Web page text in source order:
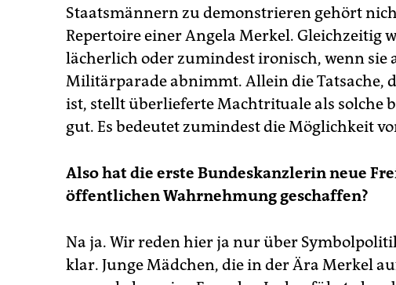
Staatsmännern zu demonstrieren gehört
Repertoire einer Angela Merkel. Gleichzeitig
lächerlich oder zumindest ironisch, wenn sie
Militärparade abnimmt. Allein die Tatsache,
ist, stellt überlieferte Machtrituale als solche
gut. Es bedeutet zumindest die Möglichkeit
Also hat die erste Bundeskanzlerin neue
öffentlichen Wahrnehmung geschaffen?
Na ja. Wir reden hier ja nur über
klar. Junge Mädchen, die in der Ära Merkel